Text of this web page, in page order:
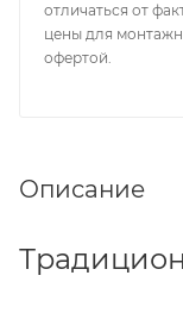
отличаться от
цены для
офертой.
Описание